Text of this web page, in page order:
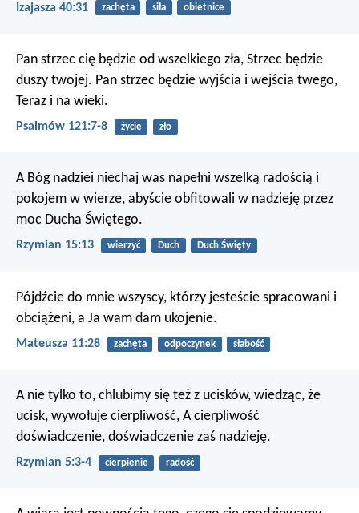
Izajasza 40:31 zachęta siła obietnice
Pan strzec cię będzie od wszelkiego zła, Strzec będzie
duszy twojej. Pan strzec będzie wyjścia i wejścia twego,
Teraz i na wieki.
Psalmów 121:7-8 życie zło
A Bóg nadziei niechaj was napełni wszelką radością i
pokojem w wierze, abyście obfitowali w nadzieję przez
moc Ducha Świętego.
Rzymian 15:13 wierzyć Duch Duch Święty
Pójdźcie do mnie wszyscy, którzy jesteście spracowani i
obciążeni, a Ja wam dam ukojenie.
Mateusza 11:28 zachęta odpoczynek słabość
A nie tylko to, chlubimy się też z ucisków, wiedząc, że
ucisk, wywołuje cierpliwość, A cierpliwość
doświadczenie, doświadczenie zaś nadzieję.
Rzymian 5:3-4 cierpienie radość